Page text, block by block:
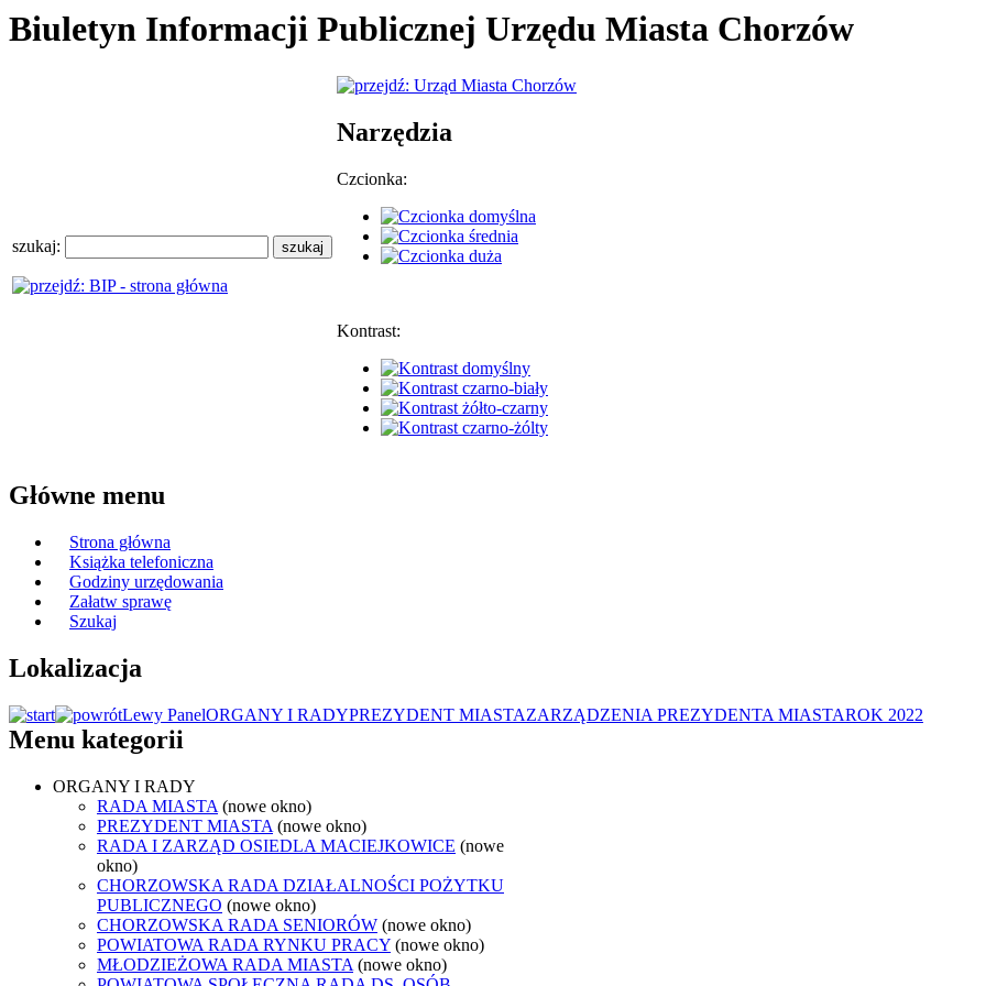
Biuletyn Informacji Publicznej Urzędu Miasta Chorzów
szukaj:
Narzędzia
Czcionka:
Kontrast:
Główne menu
Strona główna
Książka telefoniczna
Godziny urzędowania
Załatw sprawę
Szukaj
Lokalizacja
Lewy PanelORGANY I RADYPREZYDENT MIASTAZARZĄDZENIA PREZYDENTA MIASTAROK 2022
Menu kategorii
ORGANY I RADY
RADA MIASTA (nowe okno)
PREZYDENT MIASTA (nowe okno)
RADA I ZARZĄD OSIEDLA MACIEJKOWICE (nowe
okno)
CHORZOWSKA RADA DZIAŁALNOŚCI POŻYTKU
PUBLICZNEGO (nowe okno)
CHORZOWSKA RADA SENIORÓW (nowe okno)
POWIATOWA RADA RYNKU PRACY (nowe okno)
MŁODZIEŻOWA RADA MIASTA (nowe okno)